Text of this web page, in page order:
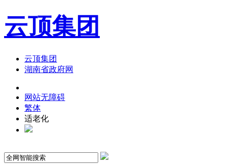
云顶集团
云顶集团
湖南省政府网
网站无障碍
繁体
适老化